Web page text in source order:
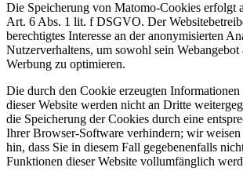
Die Speicherung von Matomo-Cookies erfolgt
Art. 6 Abs. 1 lit. f DSGVO. Der
berechtigtes Interesse an der anonymisierten
Nutzerverhaltens, um sowohl sein Webangebot
Werbung zu optimieren.
Die durch den Cookie erzeugten
dieser Website werden nicht an Dritte
die Speicherung der Cookies durch eine
Ihrer Browser-Software verhindern; wir weisen
hin, dass Sie in diesem Fall gegebenenfalls
Funktionen dieser Website vollumfänglich